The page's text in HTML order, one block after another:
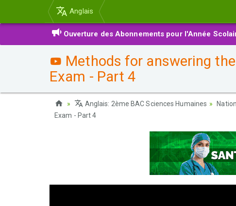
Anglais
Ouverture des Abonnements pour l'Année
Methods for answering
Exam - Part 4
Anglais: 2ème BAC Sciences Humaines
Exam - Part 4